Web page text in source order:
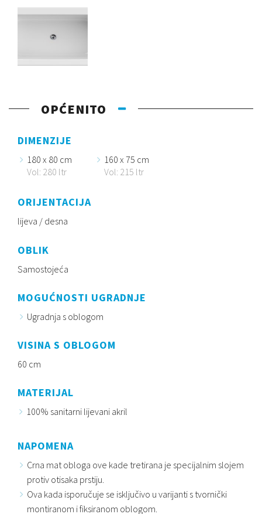
OPĆENITO
DIMENZIJE
180 x 80 cm
Vol: 280 ltr
160 x 75 cm
Vol: 215 ltr
ORIJENTACIJA
lijeva / desna
OBLIK
Samostojeća
MOGUĆNOSTI UGRADNJE
Ugradnja s oblogom
VISINA S OBLOGOM
60 cm
MATERIJAL
100% sanitarni lijevani akril
NAPOMENA
Crna mat obloga ove kade tretirana je specijalnim slojem
protiv otisaka prstiju.
Ova kada isporučuje se isključivo u varijanti s tvornički
montiranom i fiksiranom oblogom.